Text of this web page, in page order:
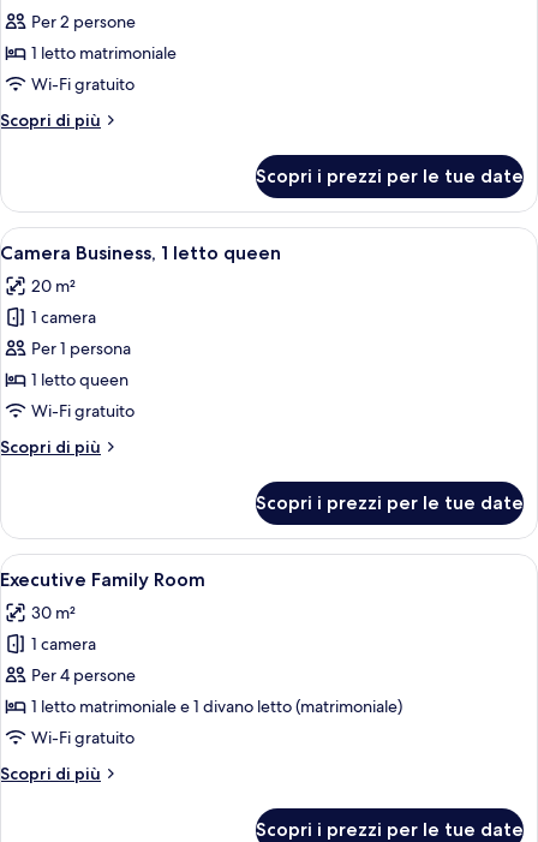
per
Doppia
Superior,
1
(located
in
new
building)
Per 2 persone
1 letto matrimoniale
Wi-Fi gratuito
Scopri di più
Altri
Superior,
letto
(located
in
new
building)
Scopri i prezzi per le tue date
Apri
tutte
le
foto
per
Camera
Business,
letto
Una camera d'albergo moderna con
6
Camera Business, 1 letto queen
20 m²
1 camera
Per 1 persona
1 letto queen
Wi-Fi gratuito
Scopri di più
Altri
Business,
letto
Scopri i prezzi per le tue date
Apri
tutte
le
foto
per
Executive
Family
Una camera d'albergo con un letto
11
Executive Family Room
30 m²
1 camera
Per 4 persone
1 letto matrimoniale e 1 divano letto (matrimoniale)
Wi-Fi gratuito
Scopri di più
Altri
Scopri i prezzi per le tue date